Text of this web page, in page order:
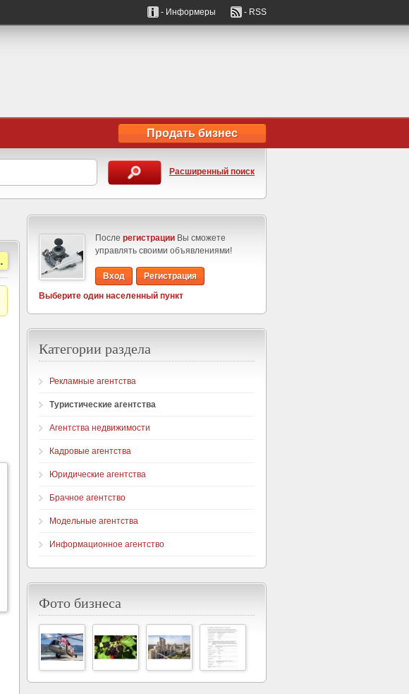
- Информеры - RSS
Продать бизнес
Расширенный поиск
После регистрации Вы сможете
управлять своими объявлениями!
Вход
Регистрация
Выберите один населенный пункт
Категории раздела
Рекламные агентства
Туристические агентства
Агентства недвижимости
Кадровые агентства
Юридические агентства
Брачное агентство
Модельные агентства
Информационное агентство
Фото бизнеса